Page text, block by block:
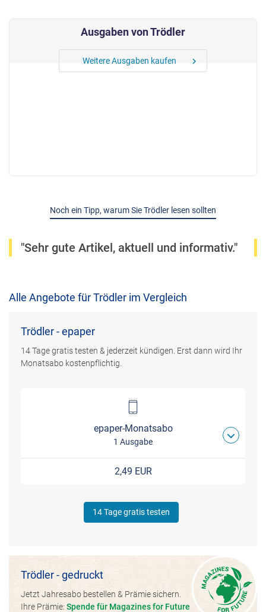
Ausgaben von Trödler
Weitere Ausgaben kaufen chevron_right
Noch ein Tipp, warum Sie Trödler lesen sollten
"Sehr gute Artikel, aktuell und informativ."
Alle Angebote für Trödler im Vergleich
Trödler - epaper
14 Tage gratis testen & jederzeit kündigen. Erst dann wird Ihr
Monatsabo kostenpflichtig.
epaper-Monatsabo
1 Ausgabe
2,49 EUR
14 Tage gratis testen
Trödler - gedruckt
Jetzt Jahresabo bestellen & Prämie sichern.
Ihre Prämie: Spende für Magazines for Future